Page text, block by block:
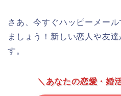
さあ、今すぐハッピーメー
ましょう！新しい恋人や友
す。
＼あなたの恋愛・婚